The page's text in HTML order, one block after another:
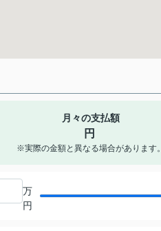
月々の支払額
円
※実際の金額と異なる場合があります。
万
円